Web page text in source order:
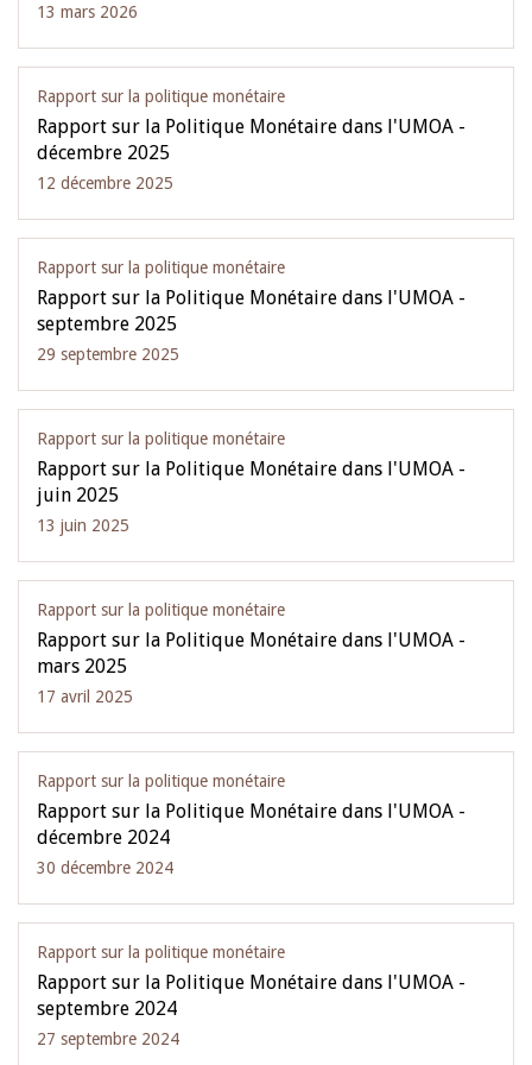
13 mars 2026
Rapport sur la politique monétaire
Rapport sur la Politique Monétaire dans l'UMOA -
décembre 2025
12 décembre 2025
Rapport sur la politique monétaire
Rapport sur la Politique Monétaire dans l'UMOA -
septembre 2025
29 septembre 2025
Rapport sur la politique monétaire
Rapport sur la Politique Monétaire dans l'UMOA -
juin 2025
13 juin 2025
Rapport sur la politique monétaire
Rapport sur la Politique Monétaire dans l'UMOA -
mars 2025
17 avril 2025
Rapport sur la politique monétaire
Rapport sur la Politique Monétaire dans l'UMOA -
décembre 2024
30 décembre 2024
Rapport sur la politique monétaire
Rapport sur la Politique Monétaire dans l'UMOA -
septembre 2024
27 septembre 2024